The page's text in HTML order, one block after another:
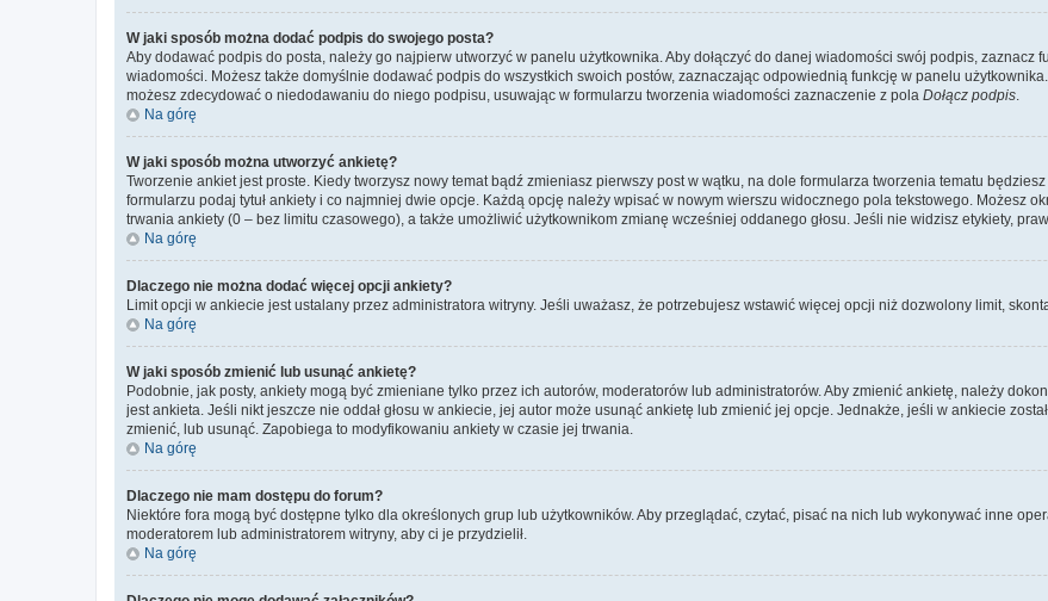
W jaki sposób można dodać podpis do swojego posta?
Aby dodawać podpis do posta, należy go najpierw utworzyć w panelu użytkownika. Aby dołączyć do danej wiadomości swój podpis, zaznacz
wiadomości. Możesz także domyślnie dodawać podpis do wszystkich swoich postów, zaznaczając odpowiednią funkcję w panelu
możesz zdecydować o niedodawaniu do niego podpisu, usuwając w formularzu tworzenia wiadomości zaznaczenie z pola Dołącz podpis
Na górę
W jaki sposób można utworzyć ankietę?
Tworzenie ankiet jest proste. Kiedy tworzysz nowy temat bądź zmieniasz pierwszy post w wątku, na dole formularza tworzenia tematu
formularzu podaj tytuł ankiety i co najmniej dwie opcje. Każdą opcję należy wpisać w nowym wierszu widocznego pola tekstowego. Możesz
trwania ankiety (0 – bez limitu czasowego), a także umożliwić użytkownikom zmianę wcześniej oddanego głosu. Jeśli nie widzisz etykiety,
Na górę
Dlaczego nie można dodać więcej opcji ankiety?
Limit opcji w ankiecie jest ustalany przez administratora witryny. Jeśli uważasz, że potrzebujesz wstawić więcej opcji niż dozwolony limit,
Na górę
W jaki sposób zmienić lub usunąć ankietę?
Podobnie, jak posty, ankiety mogą być zmieniane tylko przez ich autorów, moderatorów lub administratorów. Aby zmienić ankietę, należy
jest ankieta. Jeśli nikt jeszcze nie oddał głosu w ankiecie, jej autor może usunąć ankietę lub zmienić jej opcje. Jednakże, jeśli w ankiecie
zmienić, lub usunąć. Zapobiega to modyfikowaniu ankiety w czasie jej trwania.
Na górę
Dlaczego nie mam dostępu do forum?
Niektóre fora mogą być dostępne tylko dla określonych grup lub użytkowników. Aby przeglądać, czytać, pisać na nich lub wykonywać inne
moderatorem lub administratorem witryny, aby ci je przydzielił.
Na górę